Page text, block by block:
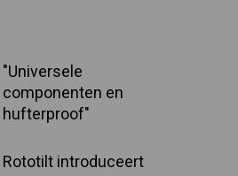
"Universele
componenten en
hufterproof"
Rototilt introduceert